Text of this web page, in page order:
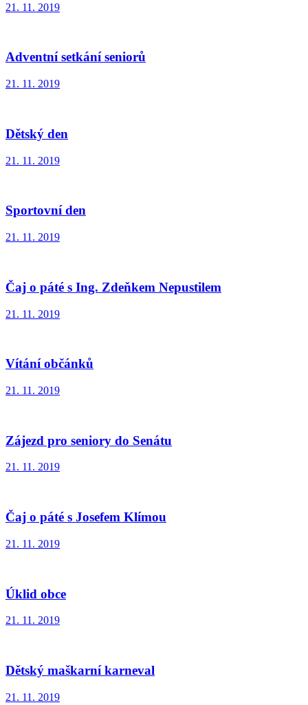
21. 11. 2019
Adventní setkání seniorů
21. 11. 2019
Dětský den
21. 11. 2019
Sportovní den
21. 11. 2019
Čaj o páté s Ing. Zdeňkem Nepustilem
21. 11. 2019
Vítání občánků
21. 11. 2019
Zájezd pro seniory do Senátu
21. 11. 2019
Čaj o páté s Josefem Klímou
21. 11. 2019
Úklid obce
21. 11. 2019
Dětský maškarní karneval
21. 11. 2019